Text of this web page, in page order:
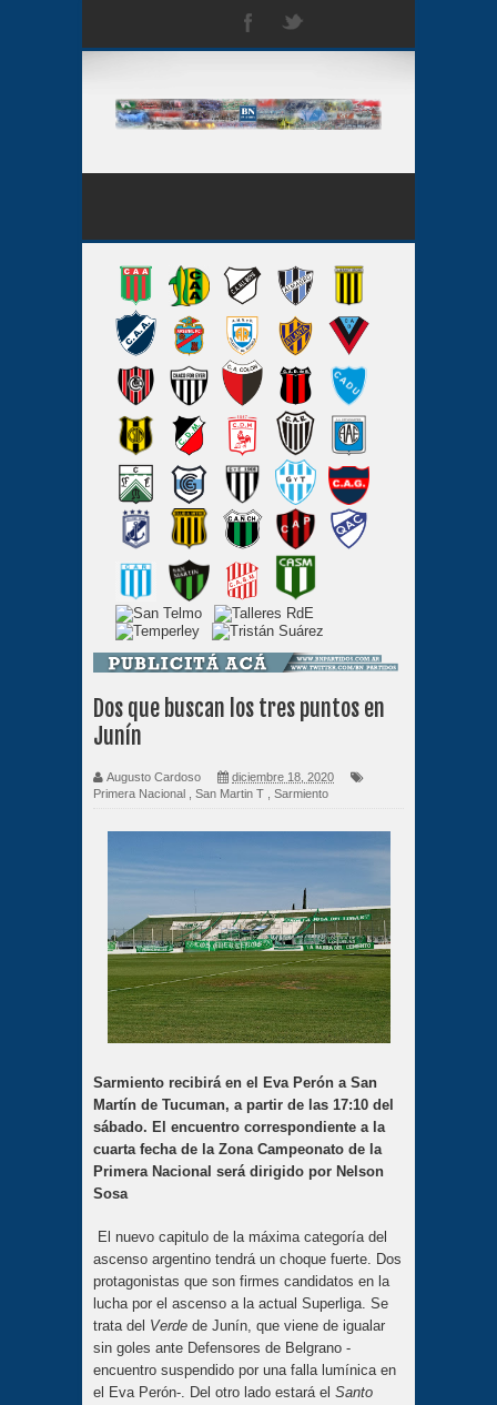
Dos que buscan los tres puntos en
Junín
Augusto Cardoso
diciembre 18, 2020
Primera Nacional
San Martin T Sarmiento
Sarmiento recibirá en el Eva Perón a San
Martín de Tucuman, a partir de las 17:10 del
sábado. El encuentro correspondiente a la
cuarta fecha de la Zona Campeonato de la
Primera Nacional será dirigido por Nelson
Sosa
El nuevo capitulo de la máxima categoría del
ascenso argentino tendrá un choque fuerte. Dos
protagonistas que son firmes candidatos en la
lucha por el ascenso a la actual Superliga. Se
trata del Verde de Junín, que viene de igualar
sin goles ante Defensores de Belgrano -
encuentro suspendido por una falla lumínica en
el Eva Perón-. Del otro lado estará el Santo